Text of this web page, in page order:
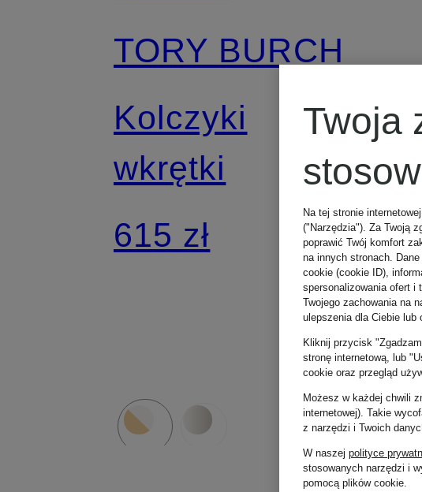
TORY BURCH
Kolczyki
wkrętki
615 zł
Twoja
Na tej stronie
("Narzędzia"). Za Twoją
poprawić Twój komfort
na innych stronach.
cookie (cookie ID),
spersonalizowania ofert i
Twojego zachowania na
ulepszenia dla Ciebie
Kliknij przycisk
stronę internetową, lub
cookie oraz przegląd
Możesz w każdej chwili
internetowej). Takie
z narzędzi i Twoich
W naszej polityce
stosowanych narzędzi i
pomocą plików cookie.